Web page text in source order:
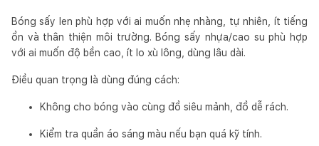
Bóng sấy len phù hợp với ai muốn nhẹ nhàng, tự nhiên, ít tiếng
ồn và thân thiện môi trường. Bóng sấy nhựa/cao su phù hợp
với ai muốn độ bền cao, ít lo xù lông, dùng lâu dài.
Điều quan trọng là dùng đúng cách:
Không cho bóng vào cùng đồ siêu mảnh, đồ dễ rách.
Kiểm tra quần áo sáng màu nếu bạn quá kỹ tính.